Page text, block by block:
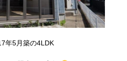
年5月築の4LDK